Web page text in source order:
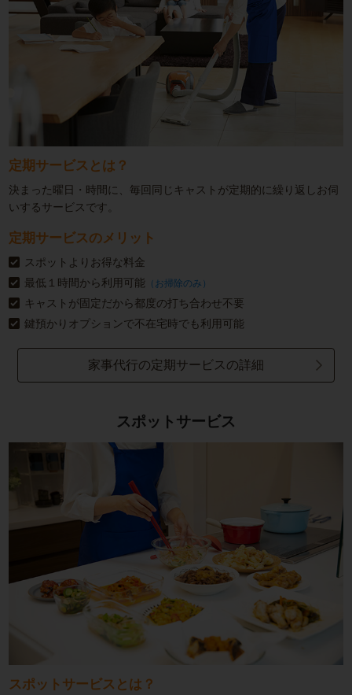
定期サービスとは？
決まった曜日・時間に、毎回同じキャストが定期的に繰り返しお伺
いするサービスです。
定期サービスのメリット
スポットよりお得な料金
最低１時間から利用可能 （お掃除のみ）
キャストが固定だから都度の打ち合わせ不要
鍵預かりオプションで不在宅時でも利用可能
家事代行の定期サービスの詳細
スポットサービス
スポットサービスとは？